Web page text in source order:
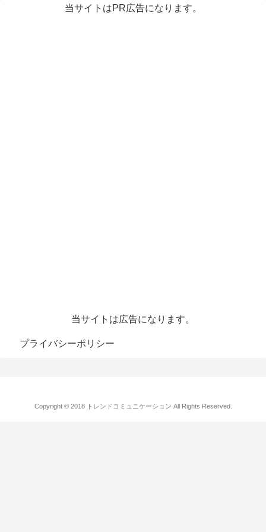
当サイトはPR広告になります。
当サイトは広告になります。
プライバシーポリシー
Copyright © 2018 トレンドコミュニケーション All Rights Reserved.